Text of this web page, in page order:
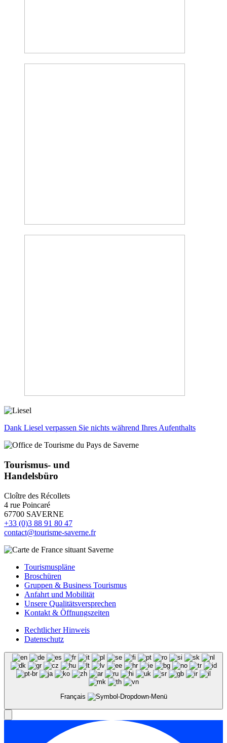
Dank Liesel verpassen Sie nichts während Ihres Aufenthalts
Tourismus- und
Handelsbüro
Cloître des Récollets
4 rue Poincaré
67700 SAVERNE
+33 (0)3 88 91 80 47
contact@tourisme-saverne.fr
Tourismuspläne
Broschüren
Gruppen & Business Tourismus
Anfahrt und Mobilität
Unsere Qualitätsversprechen
Kontakt & Öffnungszeiten
Rechtlicher Hinweis
Datenschutz
Français